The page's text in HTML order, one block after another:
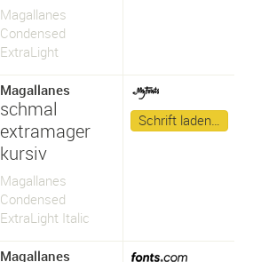
Magallanes
Condensed
ExtraLight
Magallanes
schmal
extramager
kursiv
Magallanes
Condensed
ExtraLight Italic
Schrift laden…
Magallanes